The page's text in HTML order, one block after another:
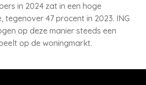
in 2024 zat in een hoge
tegenover 47 procent in 2023. ING
op deze manier steeds een
op de woningmarkt.